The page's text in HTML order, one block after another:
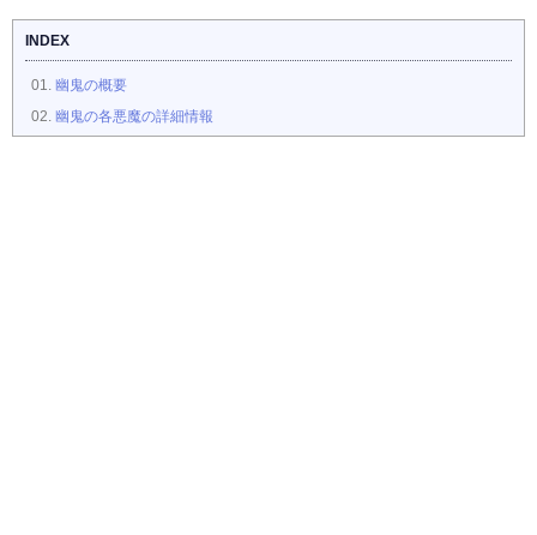
INDEX
幽鬼の概要
幽鬼の各悪魔の詳細情報